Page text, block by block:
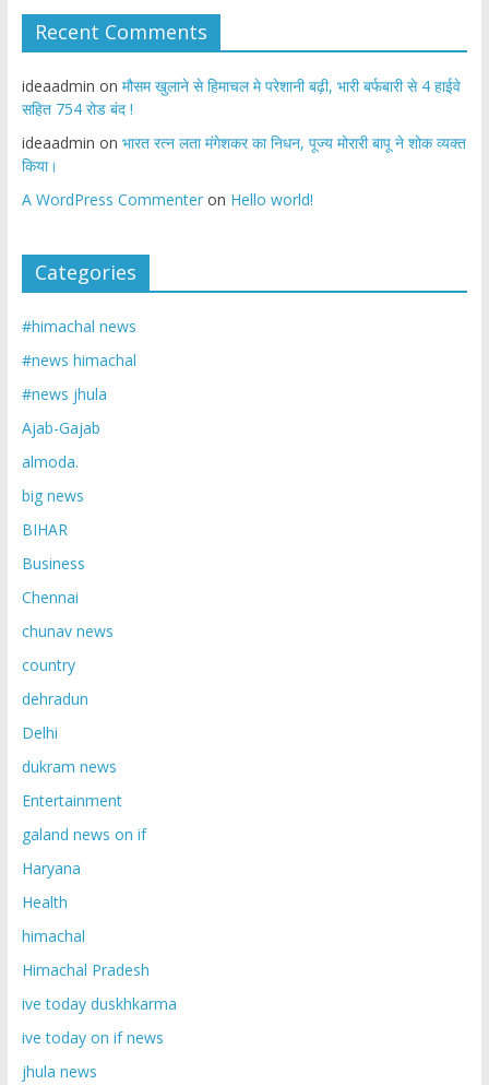
Recent Comments
ideaadmin on मौसम खुलाने से हिमाचल मे परेशानी बढ़ी, भारी बर्फबारी से 4 हाईवे
सहित 754 रोड बंद !
ideaadmin on भारत रत्न लता मंगेशकर का निधन, पूज्य मोरारी बापू ने शोक व्यक्त
किया।
A WordPress Commenteron Hello world!
Categories
#himachal news
#news himachal
#news jhula
Ajab-Gajab
almoda.
big news
BIHAR
Business
Chennai
chunav news
country
dehradun
Delhi
dukram news
Entertainment
galand news on if
Haryana
Health
himachal
Himachal Pradesh
ive today duskhkarma
ive today on if news
jhula news